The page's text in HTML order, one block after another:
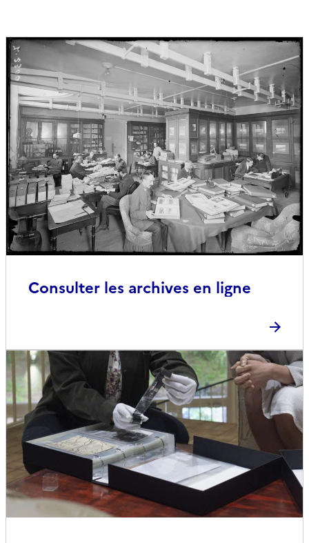
Consulter les archives en ligne